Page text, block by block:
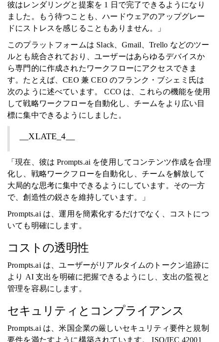
彼はレンダリングと提案を 1 日で完了できるようになり
ました。もう待つことも、ハードウェアのアップグレー
ドにストレスを感じることもありません。」
このプラットフォームは Slack、Gmail、Trello などのツー
ルとも統合されており、ユーザーはあらゆるデバイスか
ら専門的に作成されたワークフローにアクセスできま
す。たとえば、CEO 兼 CEO のフランク・ブシェミ氏は
次のように述べています。 CCO は、これらの機能を使用
して戦略ワークフローを自動化し、チームをより広い目
標に集中できるようにしました。
__XLATE_4__
「現在、彼は Prompts.ai を使用してコンテンツ作成を合理
化し、戦略ワークフローを自動化し、チームを解放して
大局的な思考に集中できるようにしています。その一方
で、創造性の鋭さを維持しています。」
Prompts.ai は、運用を簡素化するだけでなく、コストにつ
いても明確にします。
コストの透明性
Prompts.ai は、ユーザーがリアルタイムのトークン追跡に
より AI 支出を明確に把握できるようにし、支出の監視と
管理を容易にします。
セキュリティとコンプライアンス
Prompts.ai は、米国企業の厳しいセキュリティ要件と規制
要件を満たすように構築されています。 ISO/IEC 42001